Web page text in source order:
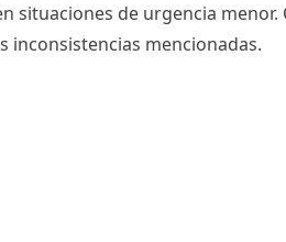
situaciones de urgencia menor.
mencionadas.